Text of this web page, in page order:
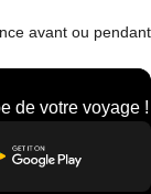
avant ou pendant
de votre voyage !